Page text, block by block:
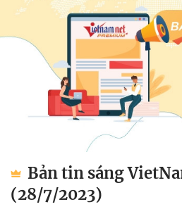
Bản tin sáng
(28/7/2023)